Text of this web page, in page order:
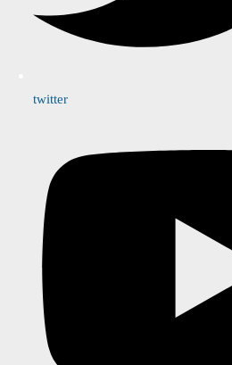
twitter